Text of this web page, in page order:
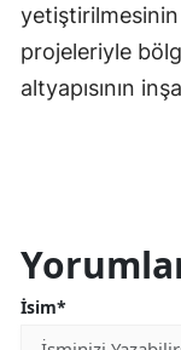
yetiştirilmesinin
projeleriyle
altyapısının
İsim*